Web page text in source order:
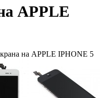
APPLE
на APPLE IPHONE 5